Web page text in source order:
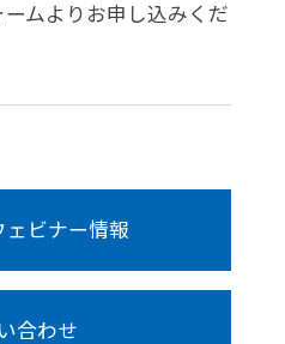
ムよりお申し込みくだ
ェビナー情報
合わせ